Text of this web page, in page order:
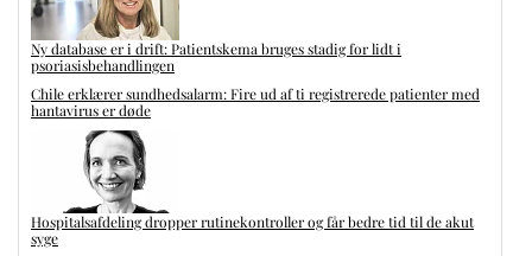
Ny database er i drift: Patientskema bruges stadig for lidt i
psoriasisbehandlingen
Chile erklærer sundhedsalarm: Fire ud af ti registrerede patienter med
hantavirus er døde
Hospitalsafdeling dropper rutinekontroller og får bedre tid til de akut
syge